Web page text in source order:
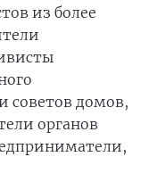
из более
советов домов,
органов